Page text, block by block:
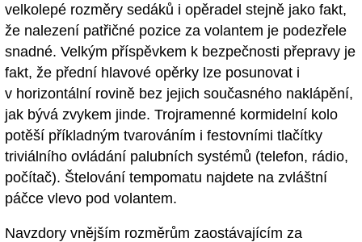
velkolepé rozměry sedáků i opěradel stejně jako fakt,
že nalezení patřičné pozice za volantem je podezřele
snadné. Velkým příspěvkem k bezpečnosti přepravy je
fakt, že přední hlavové opěrky lze posunovat i
v horizontální rovině bez jejich současného naklápění,
jak bývá zvykem jinde. Trojramenné kormidelní kolo
potěší příkladným tvarováním i festovními tlačítky
triviálního ovládání palubních systémů (telefon, rádio,
počítač). Štelování tempomatu najdete na zvláštní
páčce vlevo pod volantem.
Navzdory vnějším rozměrům zaostávajícím za